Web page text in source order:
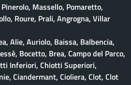
Massello, Pomaretto,
Roure, Prali, Angrogna, Villar
Alie, Auriolo, Baissa, Balbencia,
Bocetto, Brea, Campo del Parco,
Inferiori, Chiotti Superiori,
Ciandermant, Cioliera, Clot, Clot